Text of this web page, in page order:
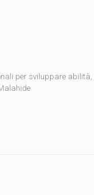
per sviluppare